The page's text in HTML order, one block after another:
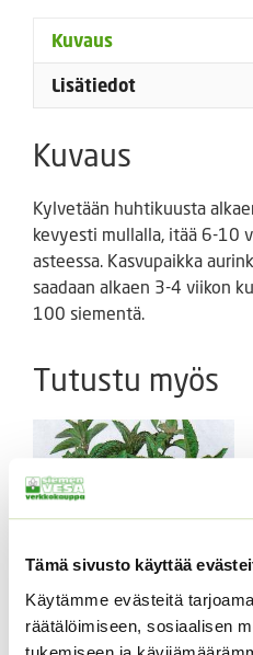
Tämä sivusto käyttää
Käytämme evästeitä
räätälöimiseen, sosiaalisen
Kuvaus
Lisätiedot
Kuvaus
Kylvetään huhtikuusta
kevyesti mullalla, itää 6-10
asteessa. Kasvupaikka
saadaan alkaen 3-4 viikon
100 siementä.
Tutustu myös
Piparminttu – eri kokoja